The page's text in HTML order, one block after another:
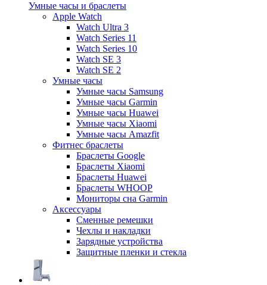
Умные часы и браслеты
Apple Watch
Watch Ultra 3
Watch Series 11
Watch Series 10
Watch SE 3
Watch SE 2
Умные часы
Умные часы Samsung
Умные часы Garmin
Умные часы Huawei
Умные часы Xiaomi
Умные часы Amazfit
Фитнес браслеты
Браслеты Google
Браслеты Xiaomi
Браслеты Huawei
Браслеты WHOOP
Мониторы сна Garmin
Аксессуары
Сменные ремешки
Чехлы и накладки
Зарядные устройства
Защитные пленки и стекла